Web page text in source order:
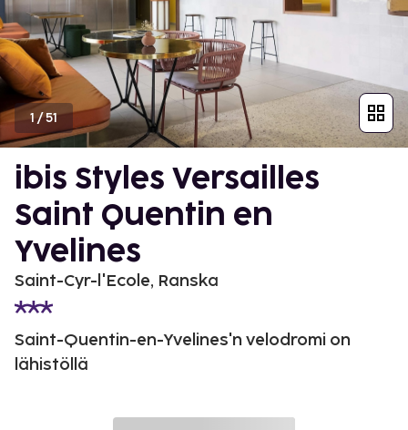
1/51
ibis Styles Versailles
Saint Quentin en
Yvelines
Saint-Cyr-l'Ecole, Ranska
Saint-Quentin-en-Yvelines'n velodromi on
lähistöllä